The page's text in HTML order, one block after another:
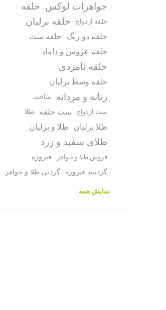
جواهرات لوکس حلقه
حلقه ازدواج حلقه برلیان
حلقه دو رنگ
حلقه ست
حلقه عروس و داماد
حلقه نامزدی
حلقه وسط برلیان
زنانه و مردانه
ساخت
ست ازدواج
ست حلقه طلا
طلا برلیان طلا و برلیان
طلای سفید و زرد
فروش طلا و جواهر
فیروزه
گردنبند فیروزه
گردنی طلا و جواهر
نمایش همه